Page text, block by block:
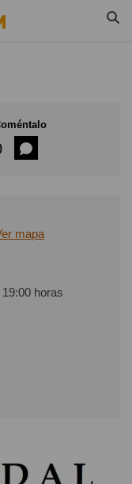
mapa
horas